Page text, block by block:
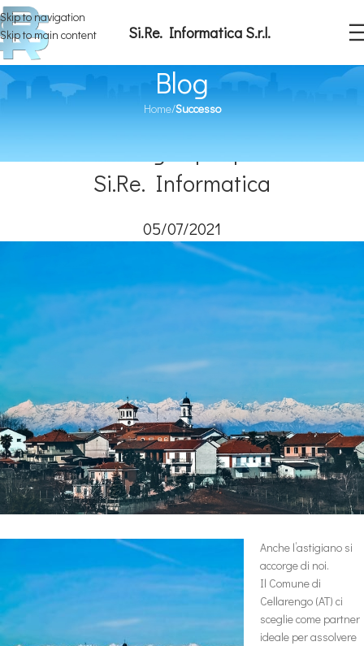
Skip to navigation
Skip to main content
Si.Re. Informatica S.r.l.
Blog
Home/Successo
Si.Re. Informatica
05/07/2021
Anche l’astigiano si
accorge di noi.
Il Comune di
Cellarengo (AT) ci
sceglie come partner
ideale per assolvere